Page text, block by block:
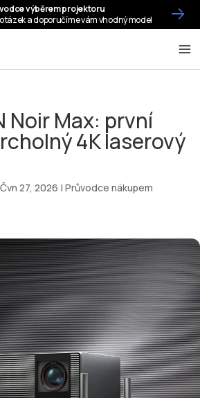
Noir Max: první
4K laserový
Čvn 27, 2026 | Průvodce nákupem